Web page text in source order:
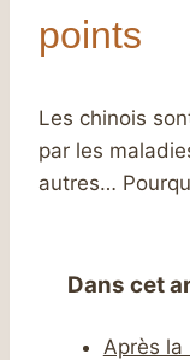
points
Les chinois
par les
autres…
Dans cet
Après la